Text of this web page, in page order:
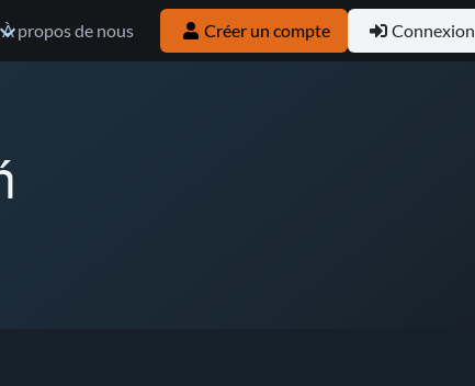
À propos de nous Créer un compte Connexion